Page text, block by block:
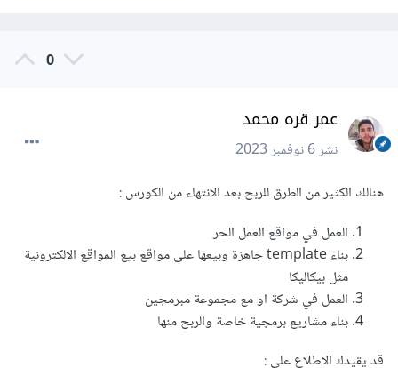
0
عمر قره محمد
نشر6 نوفمبر 2023
هنالك الكثير من الطرق للربح بعد الانتهاء من الكورس
العمل في مواقع العمل الحر
بناء template جاهزة وبيعها على مواقع بيع المواقع الالكترونية
مثل بيكاليكا
العمل في شركة او مع مجموعة مبرمجين
بناء مشاريع برمجية خاصة والربح منها
قد يقيدك الاطلاع على